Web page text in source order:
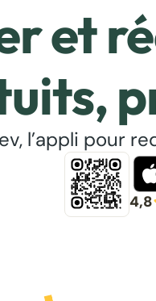
et
l’appli pour
4,8